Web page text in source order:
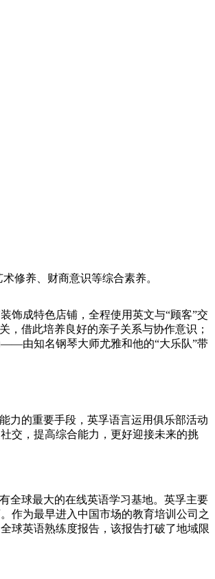
修养、财商意识等综合素养。
饰成特色店铺，全程使用英文与“顾客”交
，借此培养良好的亲子关系与协作意识；
由知名钢琴大师尤雅和他的“大乐队”带
力的重要手段，英孚语言运用俱乐部活动
交，提高综合能力，更好迎接未来的挑
全球最大的在线英语学习基地。英孚主要
作为最早进入中国市场的教育培训公司之
球英语熟练度报告，该报告打破了地域限